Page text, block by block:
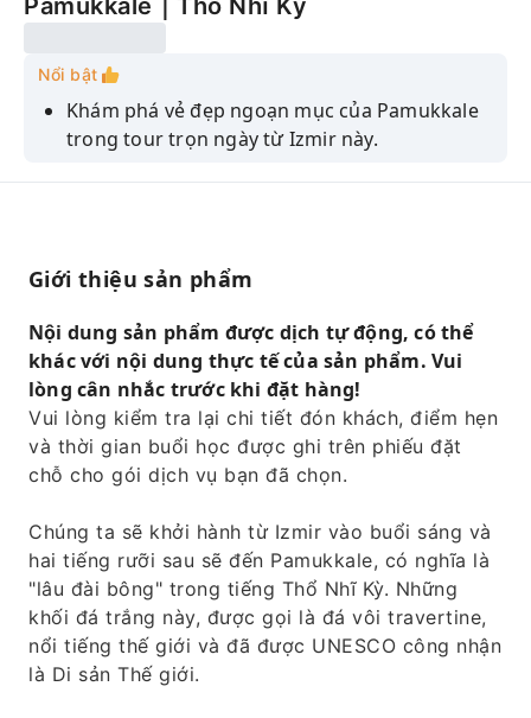
Pamukkale｜Thổ Nhĩ Kỳ
Nổi bật
Khám phá vẻ đẹp ngoạn mục của Pamukkale
trong tour trọn ngày từ Izmir này.
Tản bộ giữa những vách đá vôi trắng xóa và
Hãy tìm hiểu xem liệu nguồn nước Pamukkale
có thực sự có khả năng chữa bệnh hay không.
Khám phá những tàn tích cổ xưa của
Hierapolis.
Hãy ngồi trong khán đài ngoài trời có sức
chứa 12.000 chỗ ngồi.
Giới thiệu sản phẩm
Nội dung sản phẩm được dịch tự động, có thể
khác với nội dung thực tế của sản phẩm. Vui
lòng cân nhắc trước khi đặt hàng!
Vui lòng kiểm tra lại chi tiết đón khách, điểm hẹn
và thời gian buổi học được ghi trên phiếu đặt
chỗ cho gói dịch vụ bạn đã chọn.
Chúng ta sẽ khởi hành từ Izmir vào buổi sáng và
hai tiếng rưỡi sau sẽ đến Pamukkale, có nghĩa là
"lâu đài bông" trong tiếng Thổ Nhĩ Kỳ. Những
khối đá trắng này, được gọi là đá vôi travertine,
nổi tiếng thế giới và đã được UNESCO công nhận
là Di sản Thế giới.